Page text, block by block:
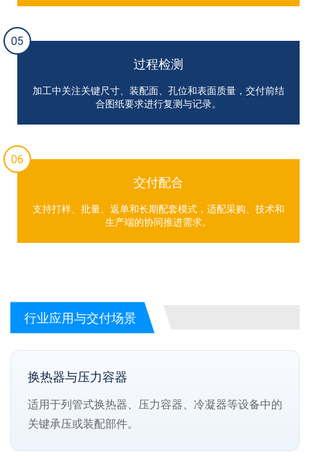
05
过程检测
加工中关注关键尺寸、装配面、孔位和表面质量，交付前结
合图纸要求进行复测与记录。
06
交付配合
支持打样、批量、返单和长期配套模式，适配采购、技术和
生产端的协同推进需求。
行业应用与交付场景
换热器与压力容器
适用于列管式换热器、压力容器、冷凝器等设备中的
关键承压或装配部件。